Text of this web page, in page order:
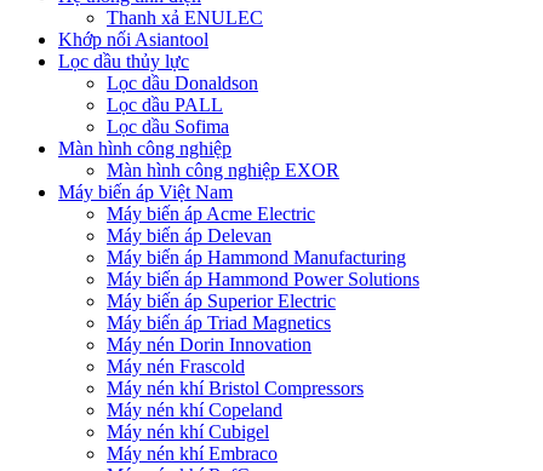
Thanh xả ENULEC
Khớp nối Asiantool
Lọc dầu thủy lực
Lọc dầu Donaldson
Lọc dầu PALL
Lọc dầu Sofima
Màn hình công nghiệp
Màn hình công nghiệp EXOR
Máy biến áp Việt Nam
Máy biến áp Acme Electric
Máy biến áp Delevan
Máy biến áp Hammond Manufacturing
Máy biến áp Hammond Power Solutions
Máy biến áp Superior Electric
Máy biến áp Triad Magnetics
Máy nén Dorin Innovation
Máy nén Frascold
Máy nén khí Bristol Compressors
Máy nén khí Copeland
Máy nén khí Cubigel
Máy nén khí Embraco